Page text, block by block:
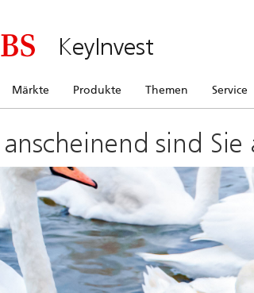
KeyInvest
Märkte Produkte Themen Service
sind